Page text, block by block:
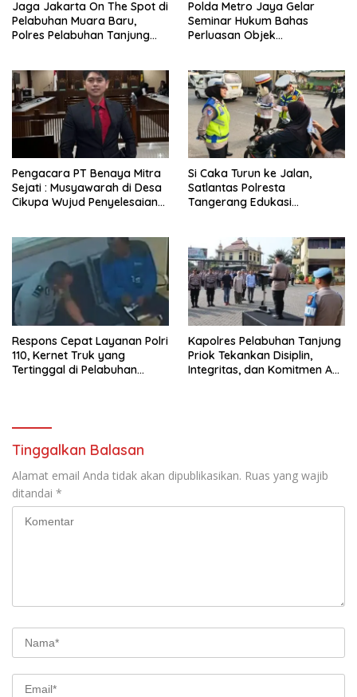
Jaga Jakarta On The Spot di
Pelabuhan Muara Baru,
Polres Pelabuhan Tanjung
Masyarakat
Polda Metro Jaya Gelar
Seminar Hukum Bahas
Perluasan Objek
Pengacara PT Benaya Mitra
Sejati : Musyawarah di Desa
Cikupa Wujud Penyelesaian
Si Caka Turun ke Jalan,
Satlantas Polresta
Tangerang Edukasi
Respons Cepat Layanan Polri
110, Kernet Truk yang
Tertinggal di Pelabuhan
Kapolres Pelabuhan Tanjung
Priok Tekankan Disiplin,
Integritas, dan Komitmen Anti
Tinggalkan Balasan
Alamat email Anda tidak akan dipublikasikan. Ruas yang wajib
ditandai *